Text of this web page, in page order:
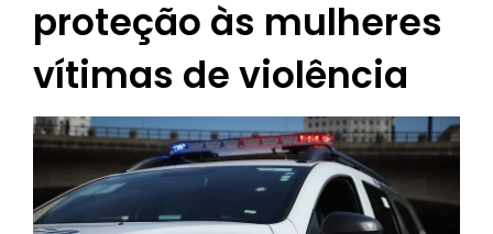
proteção às mulheres
vítimas de violência